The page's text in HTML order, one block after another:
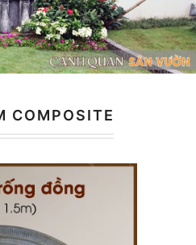
COMPOSITE